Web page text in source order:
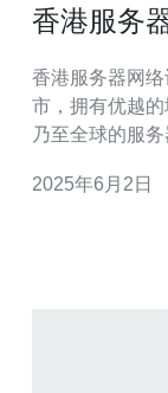
香港服务
香港服务器网络设施优势分
市，拥有优越
乃至全球的服
毗邻中国大陆，
2025年6月2日